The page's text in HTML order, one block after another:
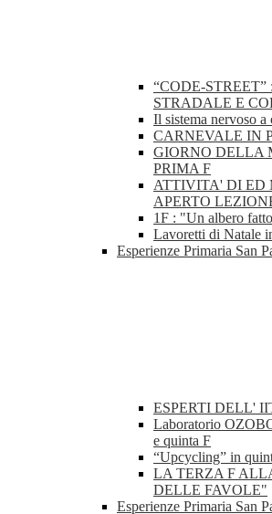
“CODE-
STRADALE E
Il sistema nervoso
CARNEVALE IN
GIORNO DELLA
PRIMA F
ATTIVITA' DI ED
APERTO
1F : "Un albero
Lavoretti di Natale
Esperienze Primaria San
ESPERTI DELL'
Laboratorio
e quinta F
“Upcycling” in
LA TERZA F
DELLE FAVOLE"
Esperienze Primaria San